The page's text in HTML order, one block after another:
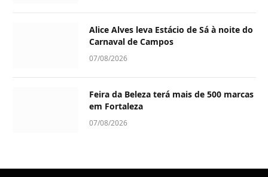
Alice Alves leva Estácio de Sá à noite do
Carnaval de Campos
07/08/2026
Feira da Beleza terá mais de 500 marcas
em Fortaleza
07/08/2026